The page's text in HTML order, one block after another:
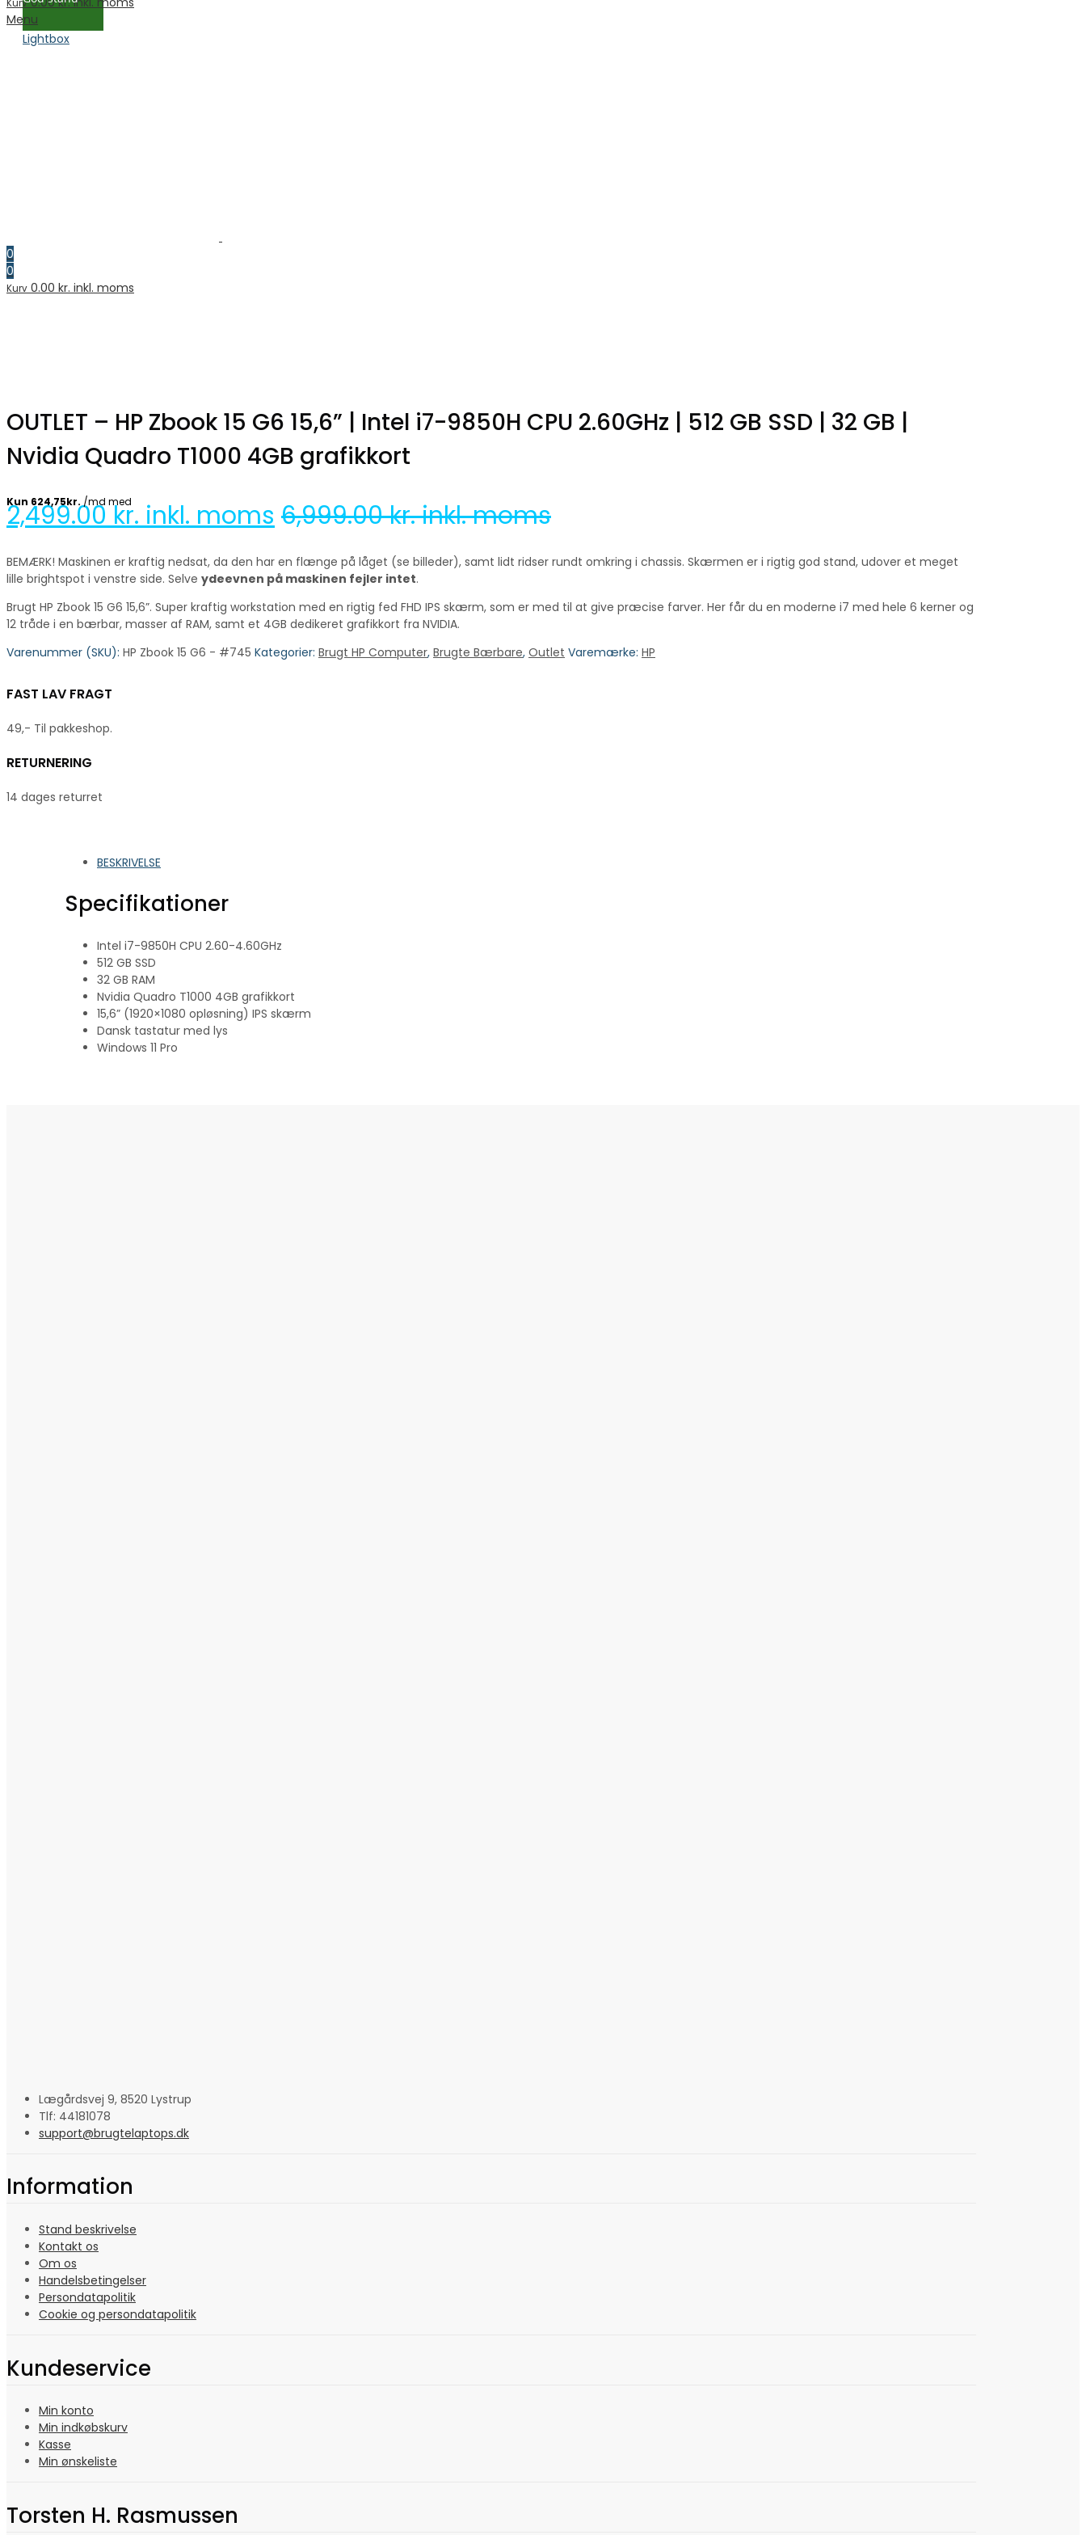
Kurv
Menu
0
0
Kurv 0.00 kr. inkl. moms
Lightbox
OUTLET – HP Zbook 15 G6 15,6” | Intel i7-9850H CPU 2.60GHz | 512 GB SSD | 32 GB |
Nvidia Quadro T1000 4GB grafikkort
2,499.00kr. inkl. moms 6,999.00kr. inkl. moms
BEMÆRK! Maskinen er kraftig nedsat, da den har en flænge på låget (se billeder), samt lidt ridser rundt omkring i chassis. Skærmen er i rigtig god stand, udover et meget
lille brightspot i venstre side. Selve ydeevnen på maskinen fejler intet.
Brugt HP Zbook 15 G6 15,6”. Super kraftig workstation med en rigtig fed FHD IPS skærm, som er med til at give præcise farver. Her får du en moderne i7 med hele 6 kerner og
12 tråde i en bærbar, masser af RAM, samt et 4GB dedikeret grafikkort fra NVIDIA.
Varenummer (SKU): HP Zbook 15 G6 - #745 Kategorier: Brugt HP Computer, Brugte Bærbare, Outlet Varemærke: HP
FAST LAV FRAGT
49,- Til pakkeshop.
RETURNERING
14 dages returret
BESKRIVELSE
Specifikationer
Intel i7-9850H CPU 2.60-4.60GHz
512 GB SSD
32 GB RAM
Nvidia Quadro T1000 4GB grafikkort
15,6” (1920×1080 opløsning) IPS skærm
Dansk tastatur med lys
Windows 11 Pro
Lægårdsvej 9, 8520 Lystrup
Tlf: 44181078
support@brugtelaptops.dk
Information
Stand beskrivelse
Kontakt os
Om os
Handelsbetingelser
Persondatapolitik
Cookie og persondatapolitik
Kundeservice
Min konto
Min indkøbskurv
Kasse
Min ønskeliste
Torsten H. Rasmussen